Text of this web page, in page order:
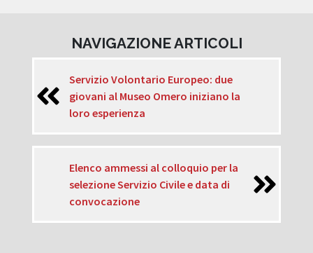
NAVIGAZIONE ARTICOLI
Servizio Volontario Europeo: due
giovani al Museo Omero iniziano la
loro esperienza
Elenco ammessi al colloquio per la
selezione Servizio Civile e data di
convocazione